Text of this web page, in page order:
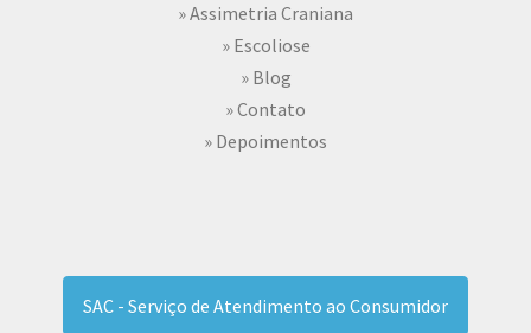
» Assimetria Craniana
» Escoliose
» Blog
» Contato
» Depoimentos
SAC - Serviço de Atendimento ao Consumidor